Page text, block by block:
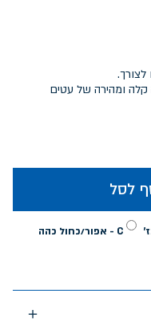
קלה ומהירה של עטים
C - אפור/כחול כהה
לסל